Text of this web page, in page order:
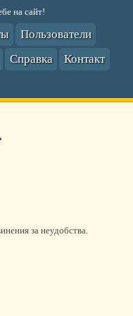
на сайт!
Пользователи
Справка
Контакт